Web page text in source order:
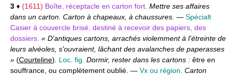
3 ♦ (1611) Boîte, réceptacle en carton fort. Mettre ses affaires
dans un carton. Carton à chapeaux, à chaussures. — Spécialt
Casier à couvercle brisé, destiné à recevoir des papiers, des
dossiers. « D'antiques cartons, arrachés violemment à l'étreinte de
leurs alvéoles, s'ouvraient, lâchant des avalanches de paperasses
» (Courteline) Loc. fig. Dormir, rester dans les cartons : être en
souffrance, ou complètement oublié. — Vx ou région. Carton